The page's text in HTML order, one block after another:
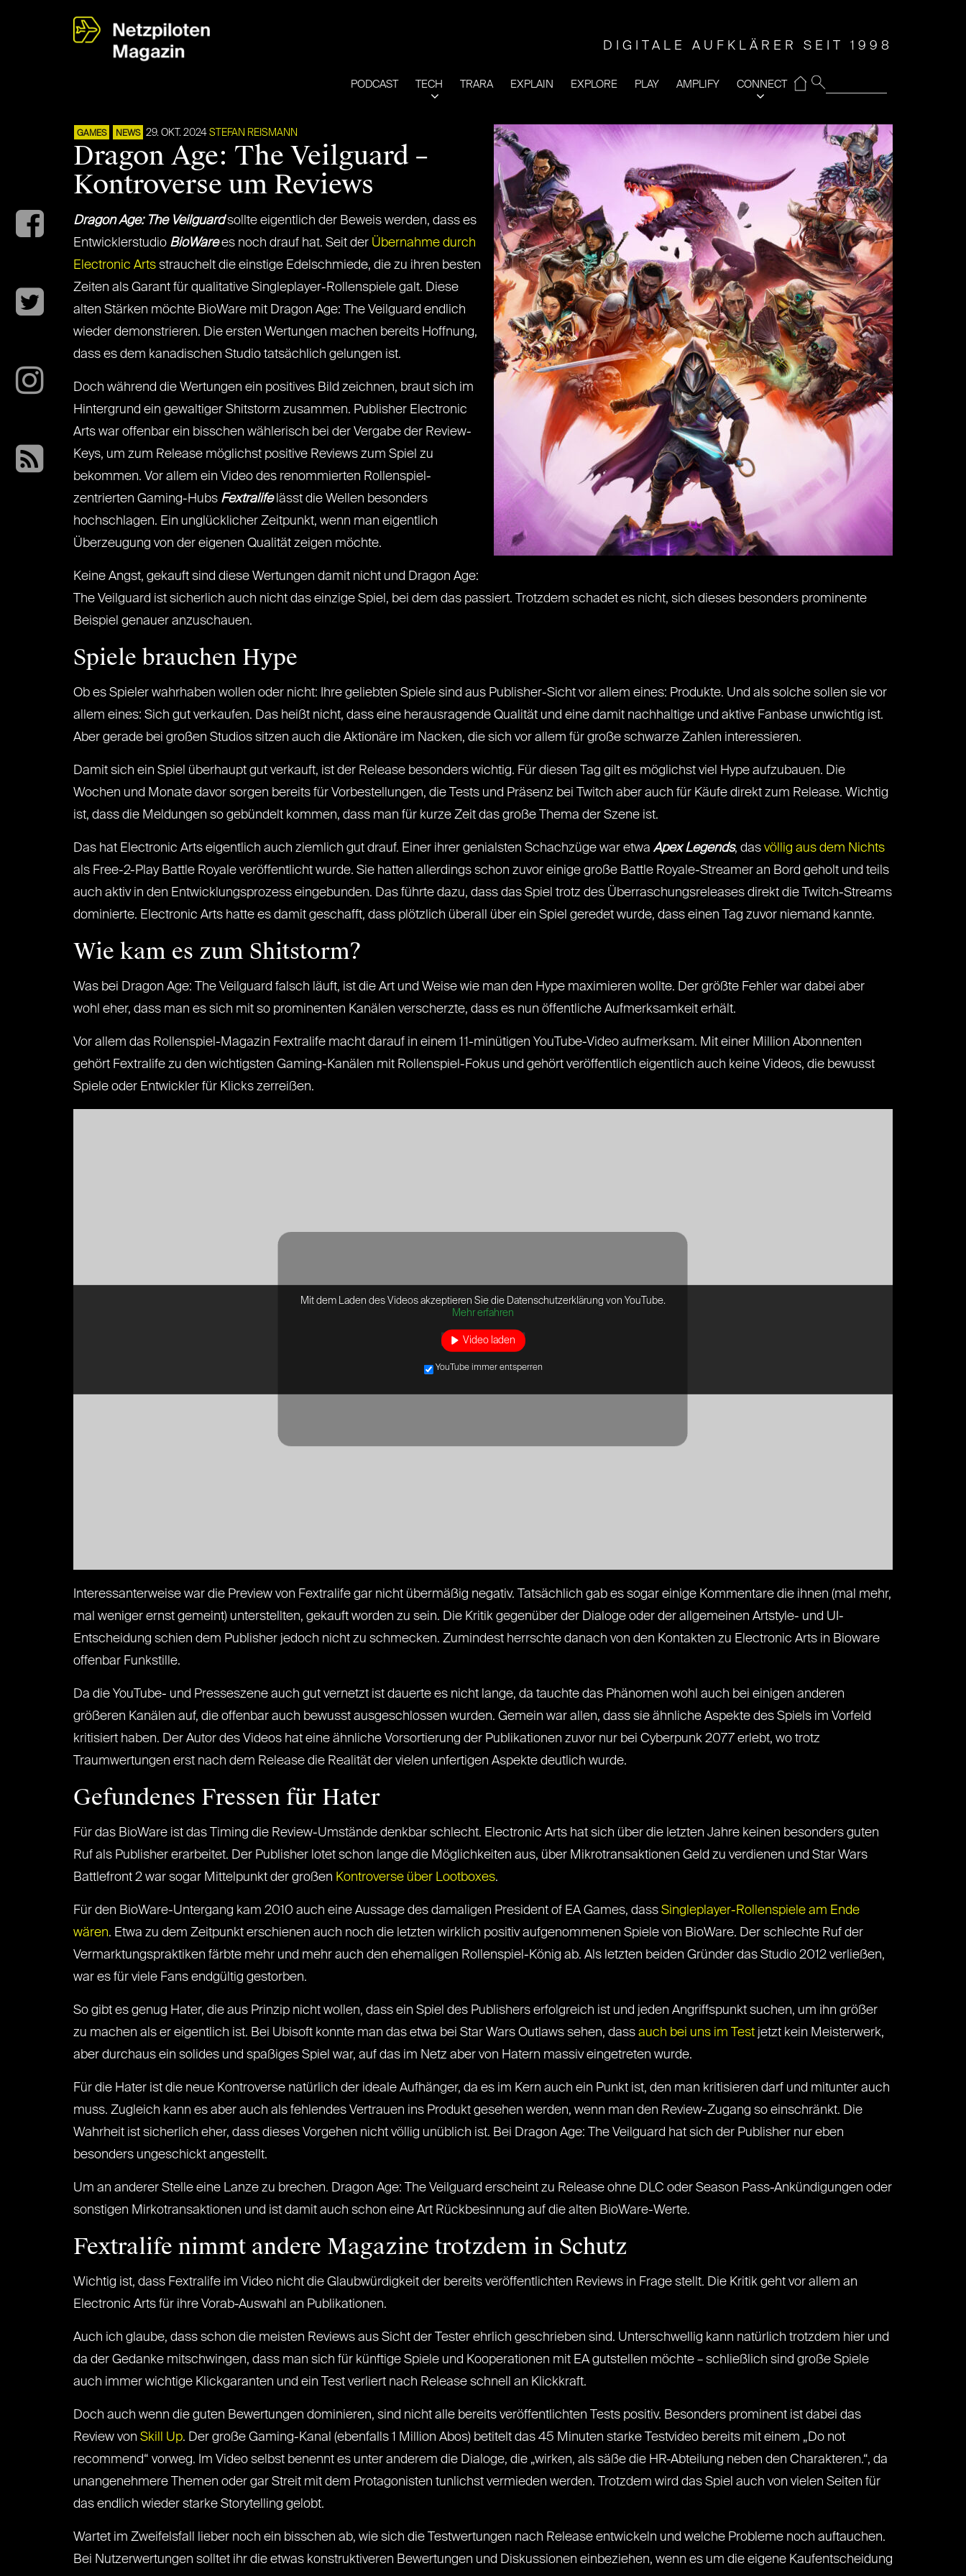
DIGITALE AUFKLÄRER SEIT 1998
PODCAST TECH TRARA EXPLAIN EXPLORE PLAY AMPLIFY CONNECT
⌂
GAMES NEWS 29. OKT. 2024 STEFAN REISMANN
Dragon Age: The Veilguard –
Kontroverse um Reviews
Dragon Age: The Veilguardsollte eigentlich der Beweis werden, dass es
Entwicklerstudio BioWare es noch drauf hat. Seit der Übernahme durch
Electronic Arts strauchelt die einstige Edelschmiede, die zu ihren besten
Zeiten als Garant für qualitative Singleplayer-Rollenspiele galt. Diese
alten Stärken möchte BioWare mit Dragon Age: The Veilguard endlich
wieder demonstrieren. Die ersten Wertungen machen bereits Hoffnung,
dass es dem kanadischen Studio tatsächlich gelungen ist.
Doch während die Wertungen ein positives Bild zeichnen, braut sich im
Hintergrund ein gewaltiger Shitstorm zusammen. Publisher Electronic
Arts war offenbar ein bisschen wählerisch bei der Vergabe der Review-
Keys, um zum Release möglichst positive Reviews zum Spiel zu
bekommen. Vor allem ein Video des renommierten Rollenspiel-
zentrierten Gaming-Hubs Fextralife lässt die Wellen besonders
hochschlagen. Ein unglücklicher Zeitpunkt, wenn man eigentlich
Überzeugung von der eigenen Qualität zeigen möchte.
Keine Angst, gekauft sind diese Wertungen damit nicht und Dragon Age:
The Veilguard ist sicherlich auch nicht das einzige Spiel, bei dem das passiert. Trotzdem schadet es nicht, sich dieses besonders prominente
Beispiel genauer anzuschauen.
Spiele brauchen Hype
Ob es Spieler wahrhaben wollen oder nicht: Ihre geliebten Spiele sind aus Publisher-Sicht vor allem eines: Produkte. Und als solche sollen sie vor
allem eines: Sich gut verkaufen. Das heißt nicht, dass eine herausragende Qualität und eine damit nachhaltige und aktive Fanbase unwichtig ist.
Aber gerade bei großen Studios sitzen auch die Aktionäre im Nacken, die sich vor allem für große schwarze Zahlen interessieren.
Damit sich ein Spiel überhaupt gut verkauft, ist der Release besonders wichtig. Für diesen Tag gilt es möglichst viel Hype aufzubauen. Die
Wochen und Monate davor sorgen bereits für Vorbestellungen, die Tests und Präsenz bei Twitch aber auch für Käufe direkt zum Release. Wichtig
ist, dass die Meldungen so gebündelt kommen, dass man für kurze Zeit das große Thema der Szene ist.
Das hat Electronic Arts eigentlich auch ziemlich gut drauf. Einer ihrer genialsten Schachzüge war etwa Apex Legends, das völlig aus dem Nichts
als Free-2-Play Battle Royale veröffentlicht wurde. Sie hatten allerdings schon zuvor einige große Battle Royale-Streamer an Bord geholt und teils
auch aktiv in den Entwicklungsprozess eingebunden. Das führte dazu, dass das Spiel trotz des Überraschungsreleases direkt die Twitch-Streams
dominierte. Electronic Arts hatte es damit geschafft, dass plötzlich überall über ein Spiel geredet wurde, dass einen Tag zuvor niemand kannte.
Wie kam es zum Shitstorm?
Was bei Dragon Age: The Veilguard falsch läuft, ist die Art und Weise wie man den Hype maximieren wollte. Der größte Fehler war dabei aber
wohl eher, dass man es sich mit so prominenten Kanälen verscherzte, dass es nun öffentliche Aufmerksamkeit erhält.
Vor allem das Rollenspiel-Magazin Fextralife macht darauf in einem 11-minütigen YouTube-Video aufmerksam. Mit einer Million Abonnenten
gehört Fextralife zu den wichtigsten Gaming-Kanälen mit Rollenspiel-Fokus und gehört veröffentlich eigentlich auch keine Videos, die bewusst
Spiele oder Entwickler für Klicks zerreißen.
Mit dem Laden des Videos akzeptieren Sie die Datenschutzerklärung von YouTube.
Mehr erfahren
Video laden
YouTube immer entsperren
Interessanterweise war die Preview von Fextralife gar nicht übermäßig negativ. Tatsächlich gab es sogar einige Kommentare die ihnen (mal mehr,
mal weniger ernst gemeint) unterstellten, gekauft worden zu sein. Die Kritik gegenüber der Dialoge oder der allgemeinen Artstyle- und UI-
Entscheidung schien dem Publisher jedoch nicht zu schmecken. Zumindest herrschte danach von den Kontakten zu Electronic Arts in Bioware
offenbar Funkstille.
Da die YouTube- und Presseszene auch gut vernetzt ist dauerte es nicht lange, da tauchte das Phänomen wohl auch bei einigen anderen
größeren Kanälen auf, die offenbar auch bewusst ausgeschlossen wurden. Gemein war allen, dass sie ähnliche Aspekte des Spiels im Vorfeld
kritisiert haben. Der Autor des Videos hat eine ähnliche Vorsortierung der Publikationen zuvor nur bei Cyberpunk 2077 erlebt, wo trotz
Traumwertungen erst nach dem Release die Realität der vielen unfertigen Aspekte deutlich wurde.
Gefundenes Fressen für Hater
Für das BioWare ist das Timing die Review-Umstände denkbar schlecht. Electronic Arts hat sich über die letzten Jahre keinen besonders guten
Ruf als Publisher erarbeitet. Der Publisher lotet schon lange die Möglichkeiten aus, über Mikrotransaktionen Geld zu verdienen und Star Wars
Battlefront 2 war sogar Mittelpunkt der großen Kontroverse über Lootboxes.
Für den BioWare-Untergang kam 2010 auch eine Aussage des damaligen President of EA Games, dass Singleplayer-Rollenspiele am Ende
wären. Etwa zu dem Zeitpunkt erschienen auch noch die letzten wirklich positiv aufgenommenen Spiele von BioWare. Der schlechte Ruf der
Vermarktungspraktiken färbte mehr und mehr auch den ehemaligen Rollenspiel-König ab. Als letzten beiden Gründer das Studio 2012 verließen,
war es für viele Fans endgültig gestorben.
So gibt es genug Hater, die aus Prinzip nicht wollen, dass ein Spiel des Publishers erfolgreich ist und jeden Angriffspunkt suchen, um ihn größer
zu machen als er eigentlich ist. Bei Ubisoft konnte man das etwa bei Star Wars Outlaws sehen, dass auch bei uns im Test jetzt kein Meisterwerk,
aber durchaus ein solides und spaßiges Spiel war, auf das im Netz aber von Hatern massiv eingetreten wurde.
Für die Hater ist die neue Kontroverse natürlich der ideale Aufhänger, da es im Kern auch ein Punkt ist, den man kritisieren darf und mitunter auch
muss. Zugleich kann es aber auch als fehlendes Vertrauen ins Produkt gesehen werden, wenn man den Review-Zugang so einschränkt. Die
Wahrheit ist sicherlich eher, dass dieses Vorgehen nicht völlig unüblich ist. Bei Dragon Age: The Veilguard hat sich der Publisher nur eben
besonders ungeschickt angestellt.
Um an anderer Stelle eine Lanze zu brechen. Dragon Age: The Veilguard erscheint zu Release ohne DLC oder Season Pass-Ankündigungen oder
sonstigen Mirkotransaktionen und ist damit auch schon eine Art Rückbesinnung auf die alten BioWare-Werte.
Fextralife nimmt andere Magazine trotzdem in Schutz
Wichtig ist, dass Fextralife im Video nicht die Glaubwürdigkeit der bereits veröffentlichten Reviews in Frage stellt. Die Kritik geht vor allem an
Electronic Arts für ihre Vorab-Auswahl an Publikationen.
Auch ich glaube, dass schon die meisten Reviews aus Sicht der Tester ehrlich geschrieben sind. Unterschwellig kann natürlich trotzdem hier und
da der Gedanke mitschwingen, dass man sich für künftige Spiele und Kooperationen mit EA gutstellen möchte – schließlich sind große Spiele
auch immer wichtige Klickgaranten und ein Test verliert nach Release schnell an Klickkraft.
Doch auch wenn die guten Bewertungen dominieren, sind nicht alle bereits veröffentlichten Tests positiv. Besonders prominent ist dabei das
Review von Skill Up. Der große Gaming-Kanal (ebenfalls 1 Million Abos) betitelt das 45 Minuten starke Testvideo bereits mit einem „Do not
recommend“ vorweg. Im Video selbst benennt es unter anderem die Dialoge, die „wirken, als säße die HR-Abteilung neben den Charakteren.“, da
unangenehmere Themen oder gar Streit mit dem Protagonisten tunlichst vermieden werden. Trotzdem wird das Spiel auch von vielen Seiten für
das endlich wieder starke Storytelling gelobt.
Wartet im Zweifelsfall lieber noch ein bisschen ab, wie sich die Testwertungen nach Release entwickeln und welche Probleme noch auftauchen.
Bei Nutzerwertungen solltet ihr die etwas konstruktiveren Bewertungen und Diskussionen einbeziehen, wenn es um die eigene Kaufentscheidung